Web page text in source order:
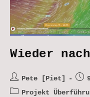
Wieder
Beitrags-
Autor:
Pete [Piet]
Beitrags-
Projekt